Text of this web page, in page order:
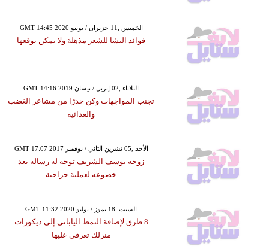
GMT 14:45 2020 الخميس ,11 حزيران / يونيو
فوائد النشا للشعر مذهلة ولا يمكن توقعها
GMT 14:16 2019 الثلاثاء ,02 إبريل / نيسان
تجنب المواجهات وكن حذرًا من مشاعر الغضب
والعدائية
GMT 17:07 2017 الأحد ,05 تشرين الثاني / نوفمبر
زوجة يوسف الشريف توجه له رسالة بعد
خضوعه لعملية جراحية
GMT 11:32 2020 السبت ,18 تموز / يوليو
8 طرق لإضافة النمط الياباني إلى ديكورات
منزلك تعرفي عليها